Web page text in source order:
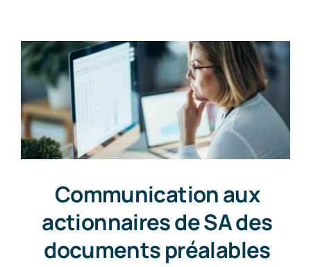
Contact
Communication aux
actionnaires de SA des
documents préalables